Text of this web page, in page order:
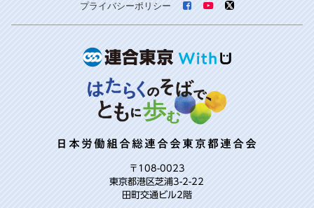
プライバシーポリシー
日本労働組合総連合会東京都連合会
〒108-0023
東京都港区芝浦3-2-22
田町交通ビル2階